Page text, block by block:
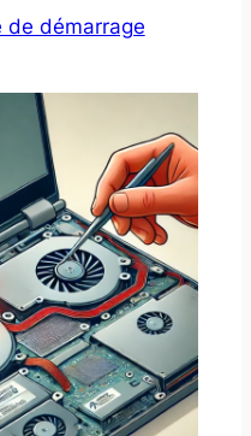
de démarrage